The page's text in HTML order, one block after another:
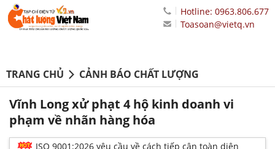
Hotline: 0963.806.677
Toasoan@vietq.vn
TRANG CHỦ CẢNH BÁO CHẤT LƯỢNG
Vĩnh Long xử phạt 4 hộ kinh doanh vi
phạm về nhãn hàng hóa
ISO 9001:2026 yêu cầu về cách tiếp cận toàn diện